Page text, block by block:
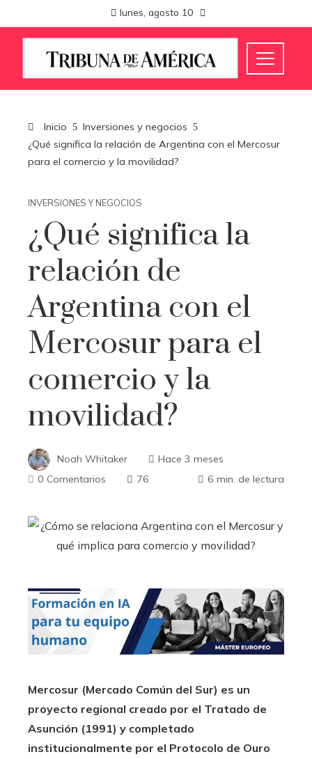
lunes, agosto 10
Inicio
Inversiones y negocios
¿Qué significa la relación de Argentina con el Mercosur
para el comercio y la movilidad?
INVERSIONES Y NEGOCIOS
¿Qué significa la
relación de
Argentina con el
Mercosur para el
comercio y la
movilidad?
Noah Whitaker
Hace 3 meses
0 Comentarios
76 6 min. de lectura
Mercosur (Mercado Común del Sur) es un
proyecto regional creado por el Tratado de
Asunción (1991) y completado
institucionalmente por el Protocolo de Ouro